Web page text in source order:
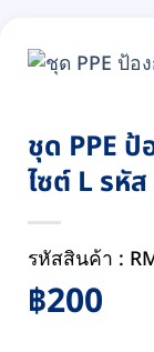
ชุด PPE ป้
ไซต์ L รหั
รหัสสินค้า :
฿200